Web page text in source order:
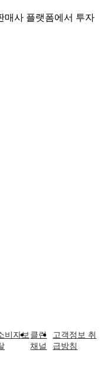
매사 플랫폼에서 투자
비자보 클린
채널
고객정보 취
급방침